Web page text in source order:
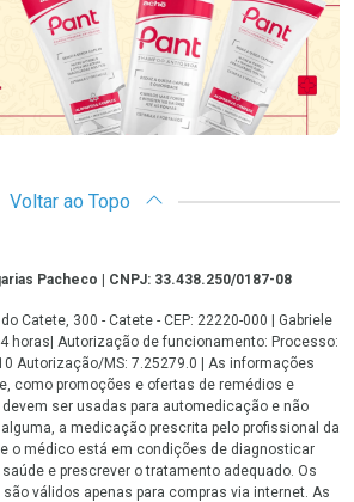
Voltar ao Topo
Pacheco | CNPJ: 33.438.250/0187-08
Catete, 300 - Catete - CEP: 22220-000 | Gabriele
horas| Autorização de funcionamento: Processo:
Autorização/MS: 7.25279.0 | As informações
como promoções e ofertas de remédios e
ser usadas para automedicação e não
a medicação prescrita pelo profissional da
o médico está em condições de diagnosticar
e prescrever o tratamento adequado. Os
válidos apenas para compras via internet. As